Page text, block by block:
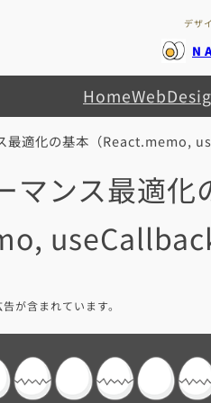
デザ
Home
最適化の基本（React.memo,
マンス最適化
useCallback
が含まれています。